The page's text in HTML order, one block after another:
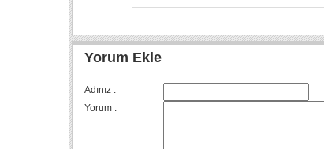
Yorum Ekle
Adınız :
Yorum :